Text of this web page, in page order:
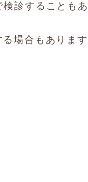
診することも
場合もあります